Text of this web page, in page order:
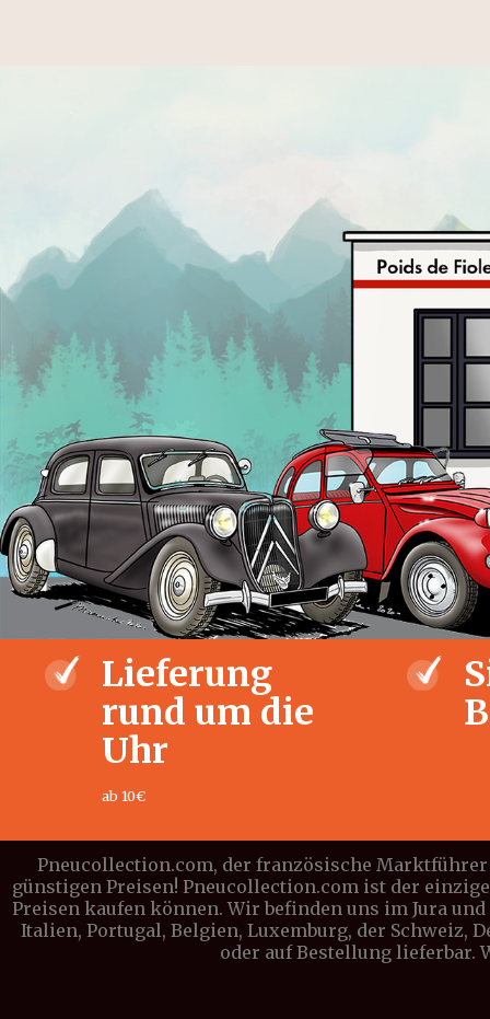
Lieferung
rund um die
Uhr
ab 10€
Pneucollection.com, der französische
günstigen Preisen! Pneucollection.com ist der
Preisen kaufen können. Wir befinden uns im Jura
Italien, Portugal, Belgien, Luxemburg, der Schweiz,
oder auf Bestellung lieferbar.